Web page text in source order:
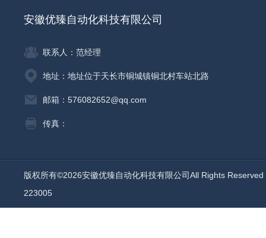
安徽优臻自动化科技有限公司
联系人：范经理
地址：地址位于天长市铜城镇铜北村车站北路
邮箱：576082652@qq.com
传真：
版权所有©2026安徽优臻自动化科技有限公司All Rights
223005